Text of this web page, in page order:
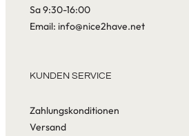
Sa 9:30-16:00
Email: info@nice2have.net
KUNDEN SERVICE
Zahlungskonditionen
Versand